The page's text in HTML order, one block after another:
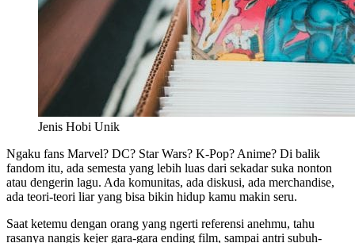
Jenis Hobi Unik
Ngaku fans Marvel? DC? Star Wars? K-Pop? Anime? Di balik
fandom itu, ada semesta yang lebih luas dari sekadar suka nonton
atau dengerin lagu. Ada komunitas, ada diskusi, ada merchandise,
ada teori-teori liar yang bisa bikin hidup kamu makin seru.
Saat ketemu dengan orang yang ngerti referensi anehmu, tahu
rasanya nangis kejer gara-gara ending film, sampai antri subuh-